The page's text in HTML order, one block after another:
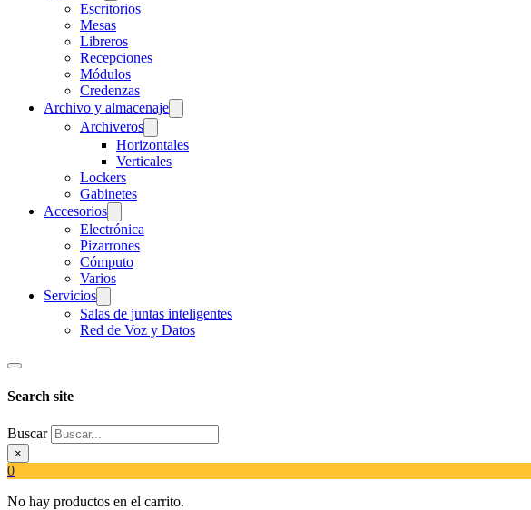
Escritorios
Mesas
Libreros
Recepciones
Módulos
Credenzas
Archivo y almacenaje
Archiveros
Horizontales
Verticales
Lockers
Gabinetes
Accesorios
Electrónica
Pizarrones
Cómputo
Varios
Servicios
Salas de juntas inteligentes
Red de Voz y Datos
Search site
Buscar
×
0
No hay productos en el carrito.